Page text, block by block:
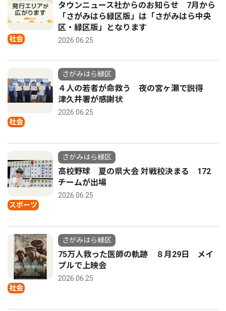
社会
タウンニュース社からのお知らせ 7月から
「さがみはら緑区版」は「さがみはら中央
区・緑区版」となります
2026.06.25
社会
さがみはら緑区
４人の若者が命救う 夜の宮ヶ瀬で説得
津久井署が感謝状
2026.06.25
スポーツ
さがみはら緑区
高校野球 夏の県大会 対戦校決まる 172
チームが出場
2026.06.25
社会
さがみはら緑区
75万人救った医師の軌跡 ８月29日 メイ
プルで上映会
2026.06.25